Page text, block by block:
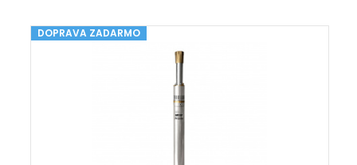
PRIDAŤ DO KOŠÍKA
DOPRAVA ZADARMO